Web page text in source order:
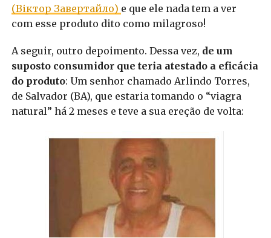
(Віктор Завертайло) e que ele nada tem a ver
com esse produto dito como milagroso!
A seguir, outro depoimento. Dessa vez, de um
suposto consumidor que teria atestado a eficácia
do produto: Um senhor chamado Arlindo Torres,
de Salvador (BA), que estaria tomando o “viagra
natural” há 2 meses e teve a sua ereção de volta: